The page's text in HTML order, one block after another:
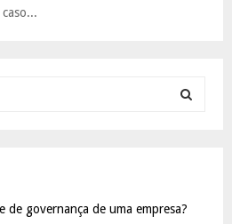
de governança de uma empresa?